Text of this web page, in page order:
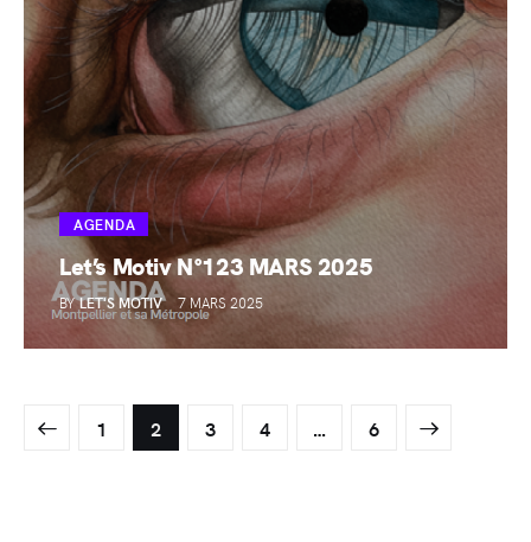
AGENDA
Let’s Motiv N°123 MARS 2025
BY LET'S MOTIV 7 MARS 2025
1 2 3 4 … 6
>